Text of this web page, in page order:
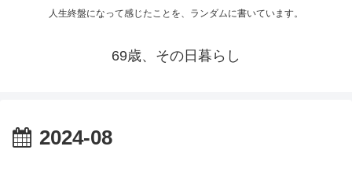
人生終盤になって感じたことを、ランダムに書いています。
69歳、その日暮らし
2024-08